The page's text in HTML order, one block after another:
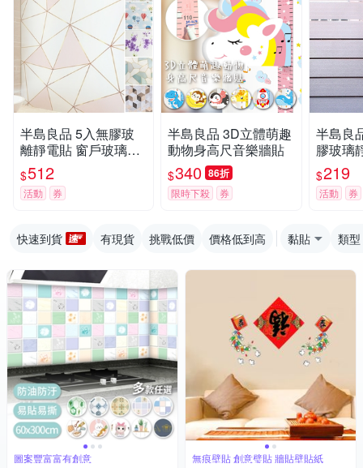
半島良品 5入無膠玻
離靜電貼 窗戶玻璃貼
紙 窗戶貼膜 隱私貼 窗
戶貼紙 彩色 45X200
$512
活動 券
半島良品 3D立體萌趣
動物身高尺音樂牆貼
$340 86折
限時下殺 券
半島良
膠玻璃
璃貼
貼 靜電
cm
$219
活動 券
快速到貨 有現貨 挑戰低價 價格低到高 黏貼 類型
圖案豐富富有創意 無痕壁貼 創意璧貼 牆貼壁貼紙